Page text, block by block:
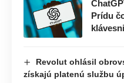
Prídu
Revolut ohlásil
získajú platenú službu